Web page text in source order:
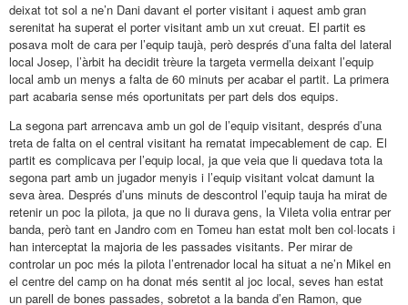
deixat tot sol a ne’n Dani davant el porter visitant i aquest amb gran
serenitat ha superat el porter visitant amb un xut creuat. El partit es
posava molt de cara per l’equip taujà, però després d’una falta del lateral
local Josep, l’àrbit ha decidit trèure la targeta vermella deixant l’equip
local amb un menys a falta de 60 minuts per acabar el partit. La primera
part acabaria sense més oportunitats per part dels dos equips.
La segona part arrencava amb un gol de l’equip visitant, després d’una
treta de falta on el central visitant ha rematat impecablement de cap. El
partit es complicava per l’equip local, ja que veia que li quedava tota la
segona part amb un jugador menyis i l’equip visitant volcat damunt la
seva àrea. Després d’uns minuts de descontrol l’equip tauja ha mirat de
retenir un poc la pilota, ja que no li durava gens, la Vileta volia entrar per
banda, però tant en Jandro com en Tomeu han estat molt ben col·locats i
han interceptat la majoria de les passades visitants. Per mirar de
controlar un poc més la pilota l’entrenador local ha situat a ne’n Mikel en
el centre del camp on ha donat més sentit al joc local, seves han estat
un parell de bones passades, sobretot a la banda d’en Ramon, que